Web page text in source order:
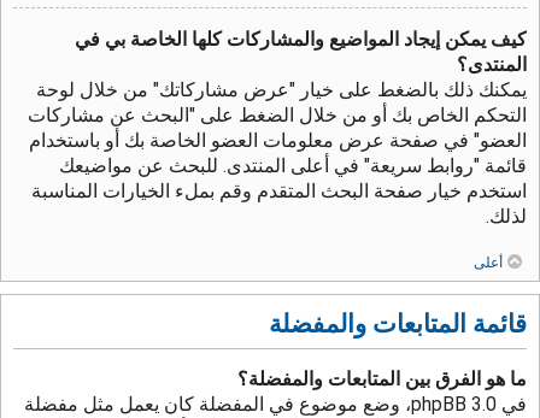
كيف يمكن إيجاد المواضيع والمشاركات كلها الخاصة بي في
المنتدى؟
يمكنك ذلك بالضغط على خيار "عرض مشاركاتك" من خلال لوحة
التحكم الخاص بك أو من خلال الضغط على "البحث عن مشاركات
العضو" في صفحة عرض معلومات العضو الخاصة بك أو باستخدام
قائمة "روابط سريعة" في أعلى المنتدى. للبحث عن مواضيعك
استخدم خيار صفحة البحث المتقدم وقم بملء الخيارات المناسبة
لذلك.
أعلى
قائمة المتابعات والمفضلة
ما هو الفرق بين المتابعات والمفضلة؟
في phpBB 3.0، وضع موضوع في المفضلة كان يعمل مثل مفضلة